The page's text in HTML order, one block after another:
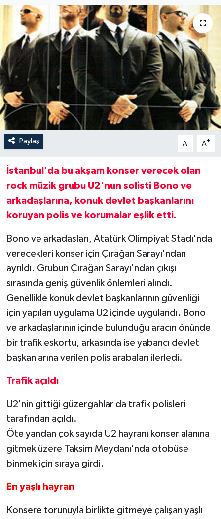
Paylaş A- A+
İstanbul'da bu akşam konser verecek olan
rock müzik grubu U2'nun solisti Bono ve
arkadaşlarına, konuk devlet başkanlarını
koruyan polis ve korumalar eşlik etti.
Bono ve arkadaşları, Atatürk Olimpiyat Stadı'nda
verecekleri konser için Çırağan Sarayı'ndan
ayrıldı. Grubun Çırağan Sarayı'ndan çıkışı
sırasında geniş güvenlik önlemleri alındı.
Genellikle konuk devlet başkanlarının güvenliği
için yapılan uygulama U2 içinde uygulandı. Bono
ve arkadaşlarının içinde bulunduğu aracın önünde
bir trafik eskortu, arkasında ise yabancı devlet
başkanlarına verilen polis arabaları ilerledi.
Trafik açıldı
U2'nin gittiği güzergahlar da trafik polisleri
tarafından açıldı.
Öte yandan çok sayıda U2 hayranı konser alanına
gitmek üzere Taksim Meydanı'nda otobüse
binmek için sıraya girdi.
En yaşlı hayran
Konsere torunuyla birlikte gitmeye çalışan yaşlı